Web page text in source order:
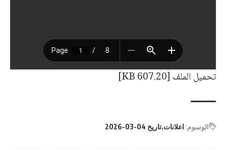
تحميل الملف [607.20 KB]
الوسوم: اعلانات تاريخ 04-03-2026